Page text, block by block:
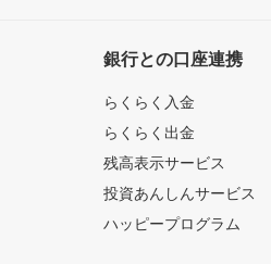
銀行との口座連携
らくらく入金
らくらく出金
残高表示サービス
投資あんしんサービス
ハッピープログラム